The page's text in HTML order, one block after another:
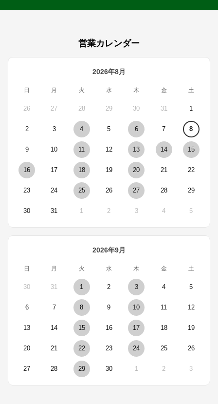
営業カレンダー
2026年8月
日 月 火 水 木 金 土
26 27 28 29 30 31 1
2 3 4 5 6 7 8
9 10 11 12 13 14 15
16 17 18 19 20 21 22
23 24 25 26 27 28 29
30 31 1 2 3 4 5
2026年9月
日 月 火 水 木 金 土
30 31 1 2 3 4 5
6 7 8 9 10 11 12
13 14 15 16 17 18 19
20 21 22 23 24 25 26
27 28 29 30 1 2 3